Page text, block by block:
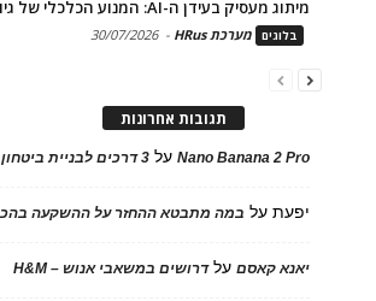
מיתוג מעסיק בעידן ה-AI: המנוע הכלכלי של גיוס ושימור טלנטים
בלוגים מערכת HRus -
30/07/2026
תגובות אחרונות
Nano Banana 2 Proעל 3 דרכים לבניית ביטחון עצמי של עובדים
יפעתעל במה מתבטא ההחזר על ההשקעה
יאנא קאסםעלדרושים במשאבי אנוש – H&M